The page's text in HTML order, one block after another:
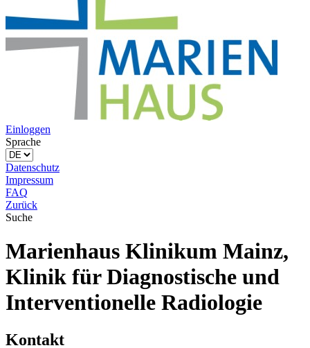
Einloggen
Sprache
Datenschutz
Impressum
FAQ
Zurück
Suche
Marienhaus Klinikum Mainz,
Klinik für Diagnostische und
Interventionelle Radiologie
Kontakt